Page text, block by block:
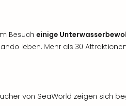
Besuch einige
leben. Mehr als 30
von SeaWorld zeigen sich